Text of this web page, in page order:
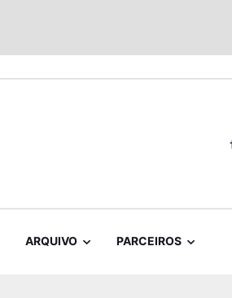
ARQUIVO PARCEIROS